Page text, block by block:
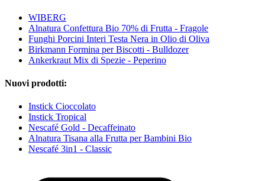
WIBERG
Alnatura Confettura Bio 70% di Frutta - Fragole
Funghi Porcini Interi Testa Nera in Olio di Oliva
Birkmann Formina per Biscotti - Bulldozer
Ankerkraut Mix di Spezie - Peperino
Nuovi prodotti:
Instick Cioccolato
Instick Tropical
Nescafé Gold - Decaffeinato
Alnatura Tisana alla Frutta per Bambini Bio
Nescafé 3in1 - Classic